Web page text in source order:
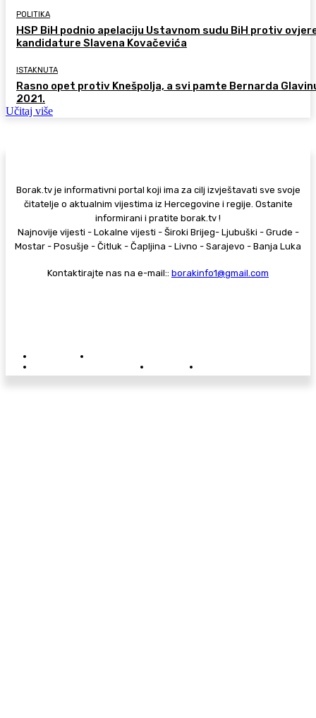
POLITIKA
HSP BiH podnio apelaciju Ustavnom sudu BiH protiv
kandidature Slavena Kovačevića
ISTAKNUTA
Rasno opet protiv Knešpolja, a svi pamte Bernarda
2021.
Učitaj više
Borak.tv je informativni portal koji ima za cilj izvještavati sve svoje
čitatelje o aktualnim vijestima iz Hercegovine i regije. Ostanite
informirani i pratite borak.tv !
Najnovije vijesti - Lokalne vijesti - Široki Brijeg- Ljubuški - Grude -
Mostar - Posušje - Čitluk - Čapljina - Livno - Sarajevo - Banja Luka
Kontaktirajte nas na e-mail:: borakinfo1@gmail.com